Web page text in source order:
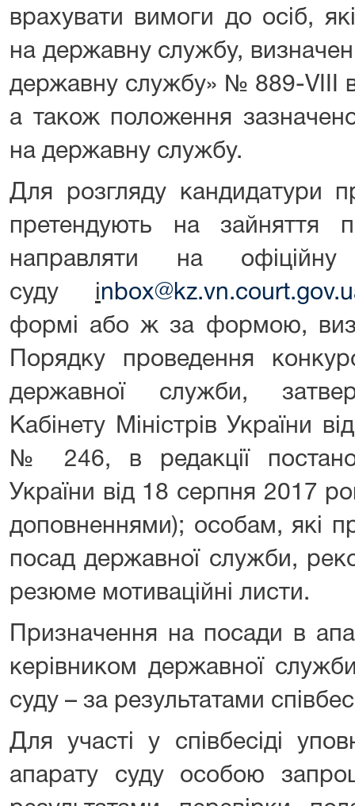
врахувати вимоги до осіб,
на державну службу,
державну службу» № 889-VІІІ
а також положення
на державну службу.
Для розгляду кандидатури
претендують на зайняття
направляти на
суду i
формі або ж за формою,
Порядку проведення
державної служби,
Кабінету Міністрів України
№ 246, в редакції
України від 18 серпня 2017
доповненнями); особам, які
посад державної служби,
резюме мотиваційні листи.
Призначення на посади в
керівником державної
суду – за результатами
Для участі у співбесіді
апарату суду особою